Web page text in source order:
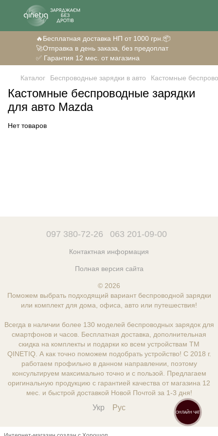
🔥Бесплатная доставка НП от 1000 грн.📦
🚀Отправка в день заказа, без предоплат
✅ Гарантия 12 мес. от магазина
Каталог Беспроводные зарядки в авто Кастомные
Кастомные беспроводные зарядки
для авто Mazda
Нет товаров
097 380-72-26 063 201-09-00
Контактная информация
Полная версия сайта
© 2026
Поможем выбрать подходящий вариант беспроводной зарядки
или комплект для дома, офиса, авто или путешествия!
Всегда в наличии более 130 моделей беспроводных зарядок для
смартфонов и часов. Бесплатная доставка, дополнительная
скидка на комплекты и подарки ко всем устройствам ТМ
QINETIQ. А как точно поможем подобрать устройство! С 2018 г.
работаем профильно в данном направлении, поэтому
консультируем максимально точно и с пользой. Предлагаем
оригинальную продукцию с гарантией качества от магазина 12
мес. и быстрой доставкой Новой Почтой за 1-3 дня!
Укр Рус
ОНЛАЙН ЧАТ